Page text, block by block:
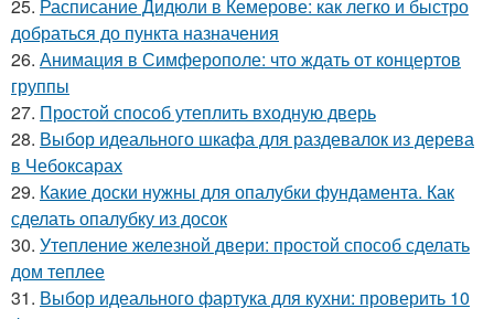
25. Расписание Дидюли в Кемерове: как легко и быстро
добраться до пункта назначения
26. Анимация в Симферополе: что ждать от концертов
группы
27. Простой способ утеплить входную дверь
28. Выбор идеального шкафа для раздевалок из дерева
в Чебоксарах
29. Какие доски нужны для опалубки фундамента. Как
сделать опалубку из досок
30. Утепление железной двери: простой способ сделать
дом теплее
31. Выбор идеального фартука для кухни: проверить 10